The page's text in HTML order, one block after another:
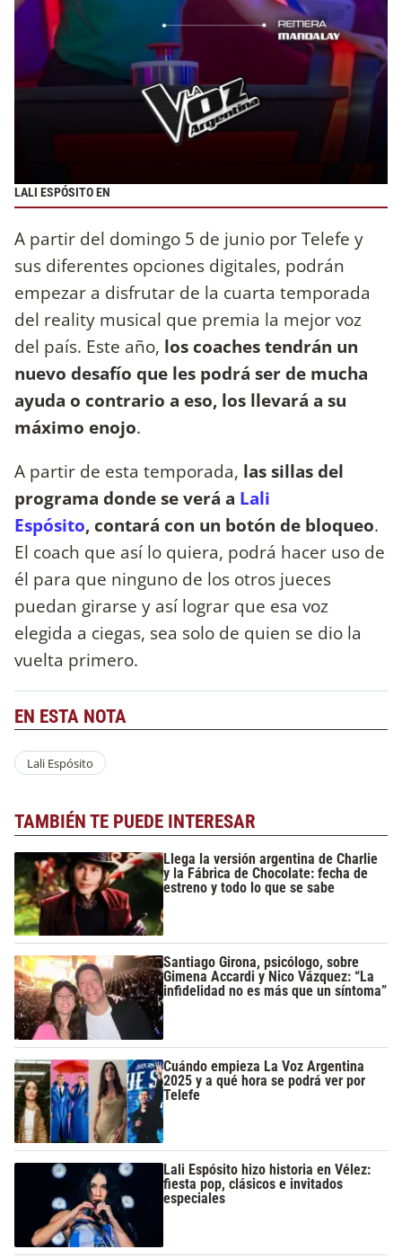
LALI ESPÓSITO EN
A partir del domingo 5 de junio por Telefe y
sus diferentes opciones digitales, podrán
empezar a disfrutar de la cuarta temporada
del reality musical que premia la mejor voz
del país. Este año, los coaches tendrán un
nuevo desafío que les podrá ser de mucha
ayuda o contrario a eso, los llevará a su
máximo enojo.
A partir de esta temporada, las sillas del
programa donde se verá a Lali
Espósito, contará con un botón de bloqueo.
El coach que así lo quiera, podrá hacer uso de
él para que ninguno de los otros jueces
puedan girarse y así lograr que esa voz
elegida a ciegas, sea solo de quien se dio la
vuelta primero.
EN ESTA NOTA
Lali Espósito
TAMBIÉN TE PUEDE INTERESAR
Llega la versión argentina de Charlie
y la Fábrica de Chocolate: fecha de
estreno y todo lo que se sabe
Santiago Girona, psicólogo, sobre
Gimena Accardi y Nico Vázquez: “La
infidelidad no es más que un síntoma”
Cuándo empieza La Voz Argentina
2025 y a qué hora se podrá ver por
Telefe
Lali Espósito hizo historia en Vélez:
fiesta pop, clásicos e invitados
especiales